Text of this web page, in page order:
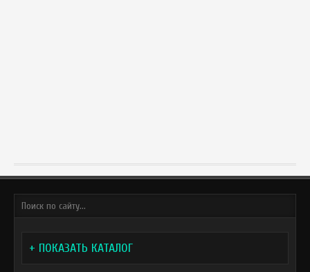
+ ПОКАЗАТЬ КАТАЛОГ